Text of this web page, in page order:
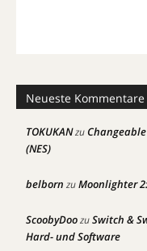
Neueste Kommentare
TOKUKANzu
(NES)
belborn zuMoonlighter
ScoobyDoozuSwitch &
Hard- und Software